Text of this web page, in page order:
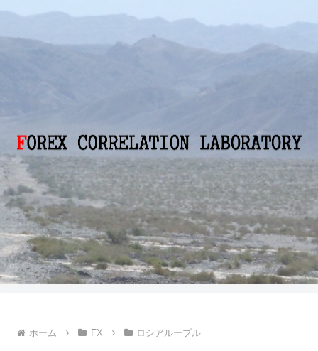
ホーム FX ロシアルーブル